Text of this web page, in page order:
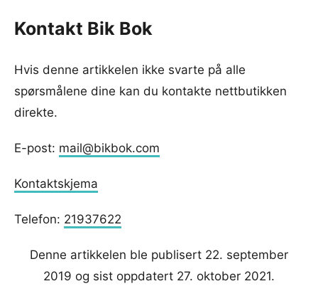
Kontakt Bik Bok
Hvis denne artikkelen ikke svarte på alle
spørsmålene dine kan du kontakte nettbutikken
direkte.
E-post: mail@bikbok.com
Kontaktskjema
Telefon: 21937622
Denne artikkelen ble publisert 22. september
2019 og sist oppdatert 27. oktober 2021.